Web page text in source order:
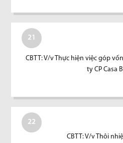
21
CBTT: V/v Thực hiện việc góp
ty CP Casa
22
CBTT: V/v Thôi